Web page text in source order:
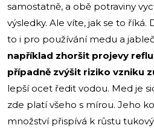
samostatně, a obě potraviny
výsledky. Ale víte, jak se to
to i pro používání medu a
například zhoršit projevy
případně zvýšit riziko vzniku
lepší ocet ředit vodou. Med je
zde platí všeho s mírou. Jeho
množství přispívá k růstu